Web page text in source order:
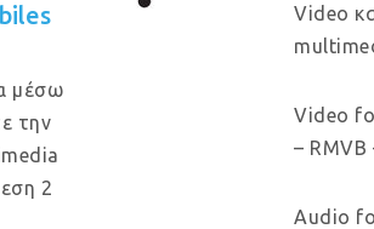
μέσω
την
2
Video
Video
– RMVB
Audio